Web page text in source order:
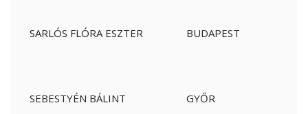
SARLÓS FLÓRA ESZTER BUDAPEST
SEBESTYÉN BÁLINT GYŐR